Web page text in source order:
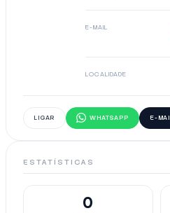
E-MAIL
LOCALIDADE
LIGAR WHATSAPP E-
ESTATÍSTICAS
0